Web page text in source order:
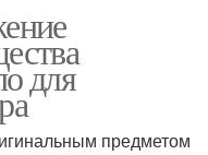
для
предметом